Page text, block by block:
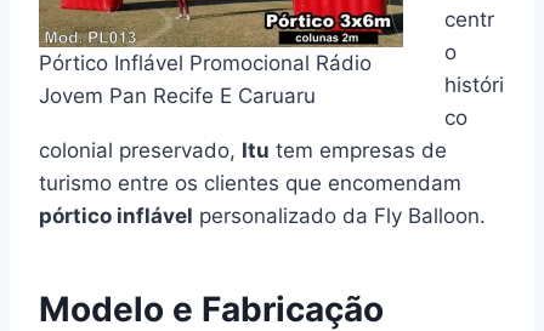
Pórtico Inflável Promocional Rádio
Jovem Pan Recife E Caruaru
centr
o
históri
co
colonial preservado, Itu tem empresas de
turismo entre os clientes que encomendam
pórtico inflável personalizado da Fly Balloon.
Modelo e Fabricação